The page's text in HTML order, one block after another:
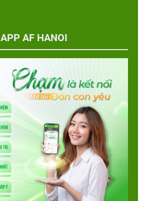
APP AF HANOI